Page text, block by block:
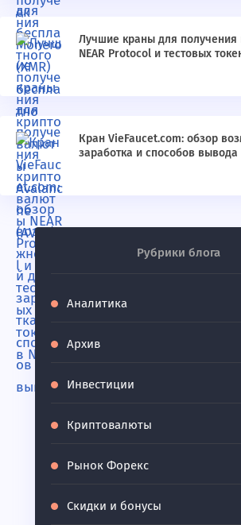
Лучшие краны для получения
NEAR Protocol и тестовых
Кран VieFaucet.com: обзор
заработка и способов вывода
Рубрики блога
Аналитика
Архив
Инвестиции
Криптовалюты
Рынок Форекс
Скидки и бонусы